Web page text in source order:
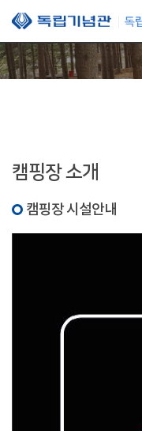
본문 바로가기
캠핑장 소개
캠핑장 시설안내